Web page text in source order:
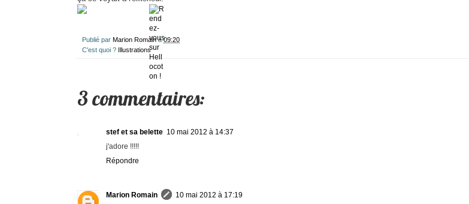
Publié par Marion Romainà09:20
C'est quoi ? Illustrations
3 commentaires:
stef et sa belette 10 mai 2012 à 14:37
j'adore !!!!!
Répondre
Marion Romain
10 mai 2012 à 17:19